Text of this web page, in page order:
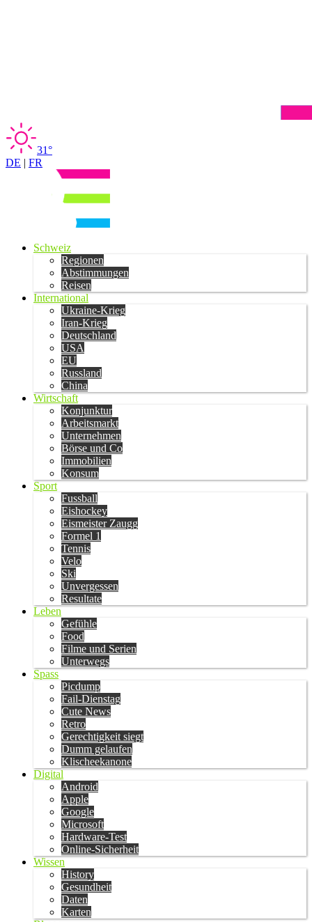
31°
DE | FR
Schweiz
Regionen
Abstimmungen
Reisen
International
Ukraine-Krieg
Iran-Krieg
Deutschland
USA
EU
Russland
China
Wirtschaft
Konjunktur
Arbeitsmarkt
Unternehmen
Börse und Co
Immobilien
Konsum
Sport
Fussball
Eishockey
Eismeister Zaugg
Formel 1
Tennis
Velo
Ski
Unvergessen
Resultate
Leben
Gefühle
Food
Filme und Serien
Unterwegs
Spass
Picdump
Fail-Dienstag
Cute News
Retro
Gerechtigkeit siegt
Dumm gelaufen
Klischeekanone
Digital
Android
Apple
Google
Microsoft
Hardware-Test
Online-Sicherheit
Wissen
History
Gesundheit
Daten
Karten